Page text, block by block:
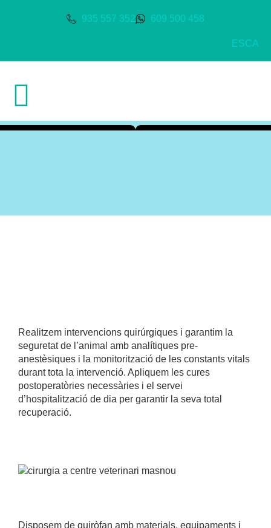
ESCA
935 557 352 609 500 458
Realitzem intervencions quirúrgiques i garantim la
seguretat de l’animal amb analítiques pre-
anestèsiques i la monitorització de les constants vitals
durant tota la intervenció. Apliquem les cures
postoperatòries necessàries i el servei
d’hospitalització de dia per garantir la seva total
recuperació.
Disposem de quiròfan amb materials, equipaments i